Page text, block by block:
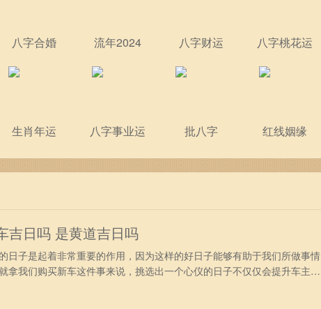
八字合婚 流年2024 八字财运 八字桃花运
生肖年运 八字事业运 批八字 红线姻缘
吉日吗 是黄道吉日吗
日子是起着非常重要的作用，因为这样的好日子能够有助于我们所做事情
拿我们购买新车这件事来说，挑选出一个心仪的日子不仅仅会提升车主的